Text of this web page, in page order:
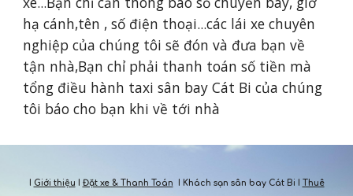
hạ cánh,tên , số điện thoại...các lái xe chuyên
nghiệp của chúng tôi sẽ đón và đưa bạn về
tận nhà,Bạn chỉ phải thanh toán số tiền mà
tổng điều hành taxi sân bay Cát Bi của chúng
tôi báo cho bạn khi về tới nhà
Giới thiệu Đặt xe & Thanh Toán I Khách sạn sân bay Cát Bi I Thuê